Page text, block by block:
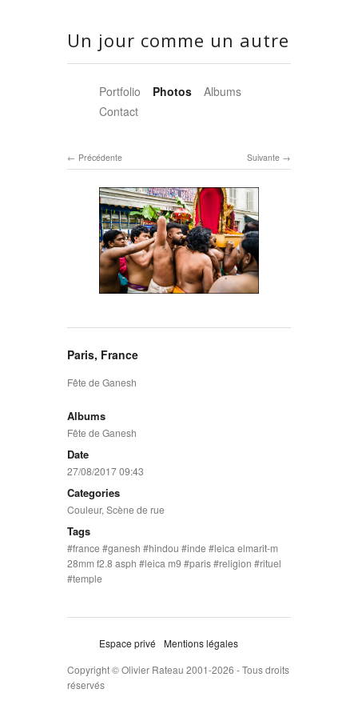
Un jour comme un autre
Portfolio Photos
Albums
Contact
Suivante
Précédente
Paris, France
Fête de Ganesh
Albums
Fête de Ganesh
Date
27/08/2017 09:43
Categories
Couleur, Scène de rue
Tags
france ganesh hindou inde leica elmarit-m
28mm f2.8 asph
leica m9 paris religion
rituel
temple
Espace privé
Mentions légales
Copyright © Olivier Rateau 2001-2026 - Tous droits
réservés